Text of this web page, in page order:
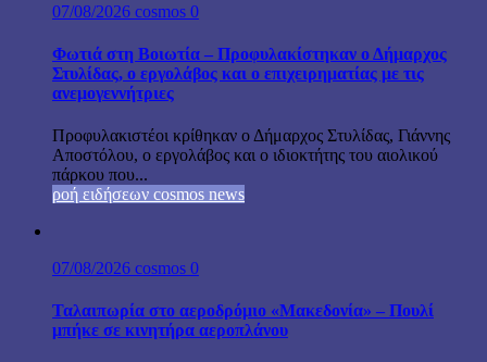
07/08/2026 cosmos 0
Φωτιά στη Βοιωτία – Προφυλακίστηκαν ο Δήμαρχος
Στυλίδας, ο εργολάβος και ο επιχειρηματίας με τις
ανεμογεννήτριες
Προφυλακιστέοι κρίθηκαν ο Δήμαρχος Στυλίδας, Γιάννης
Αποστόλου, ο εργολάβος και ο ιδιοκτήτης του αιολικού
πάρκου που...
ροή ειδήσεων cosmos news
07/08/2026 cosmos 0
Ταλαιπωρία στο αεροδρόμιο «Μακεδονία» – Πουλί
μπήκε σε κινητήρα αεροπλάνου